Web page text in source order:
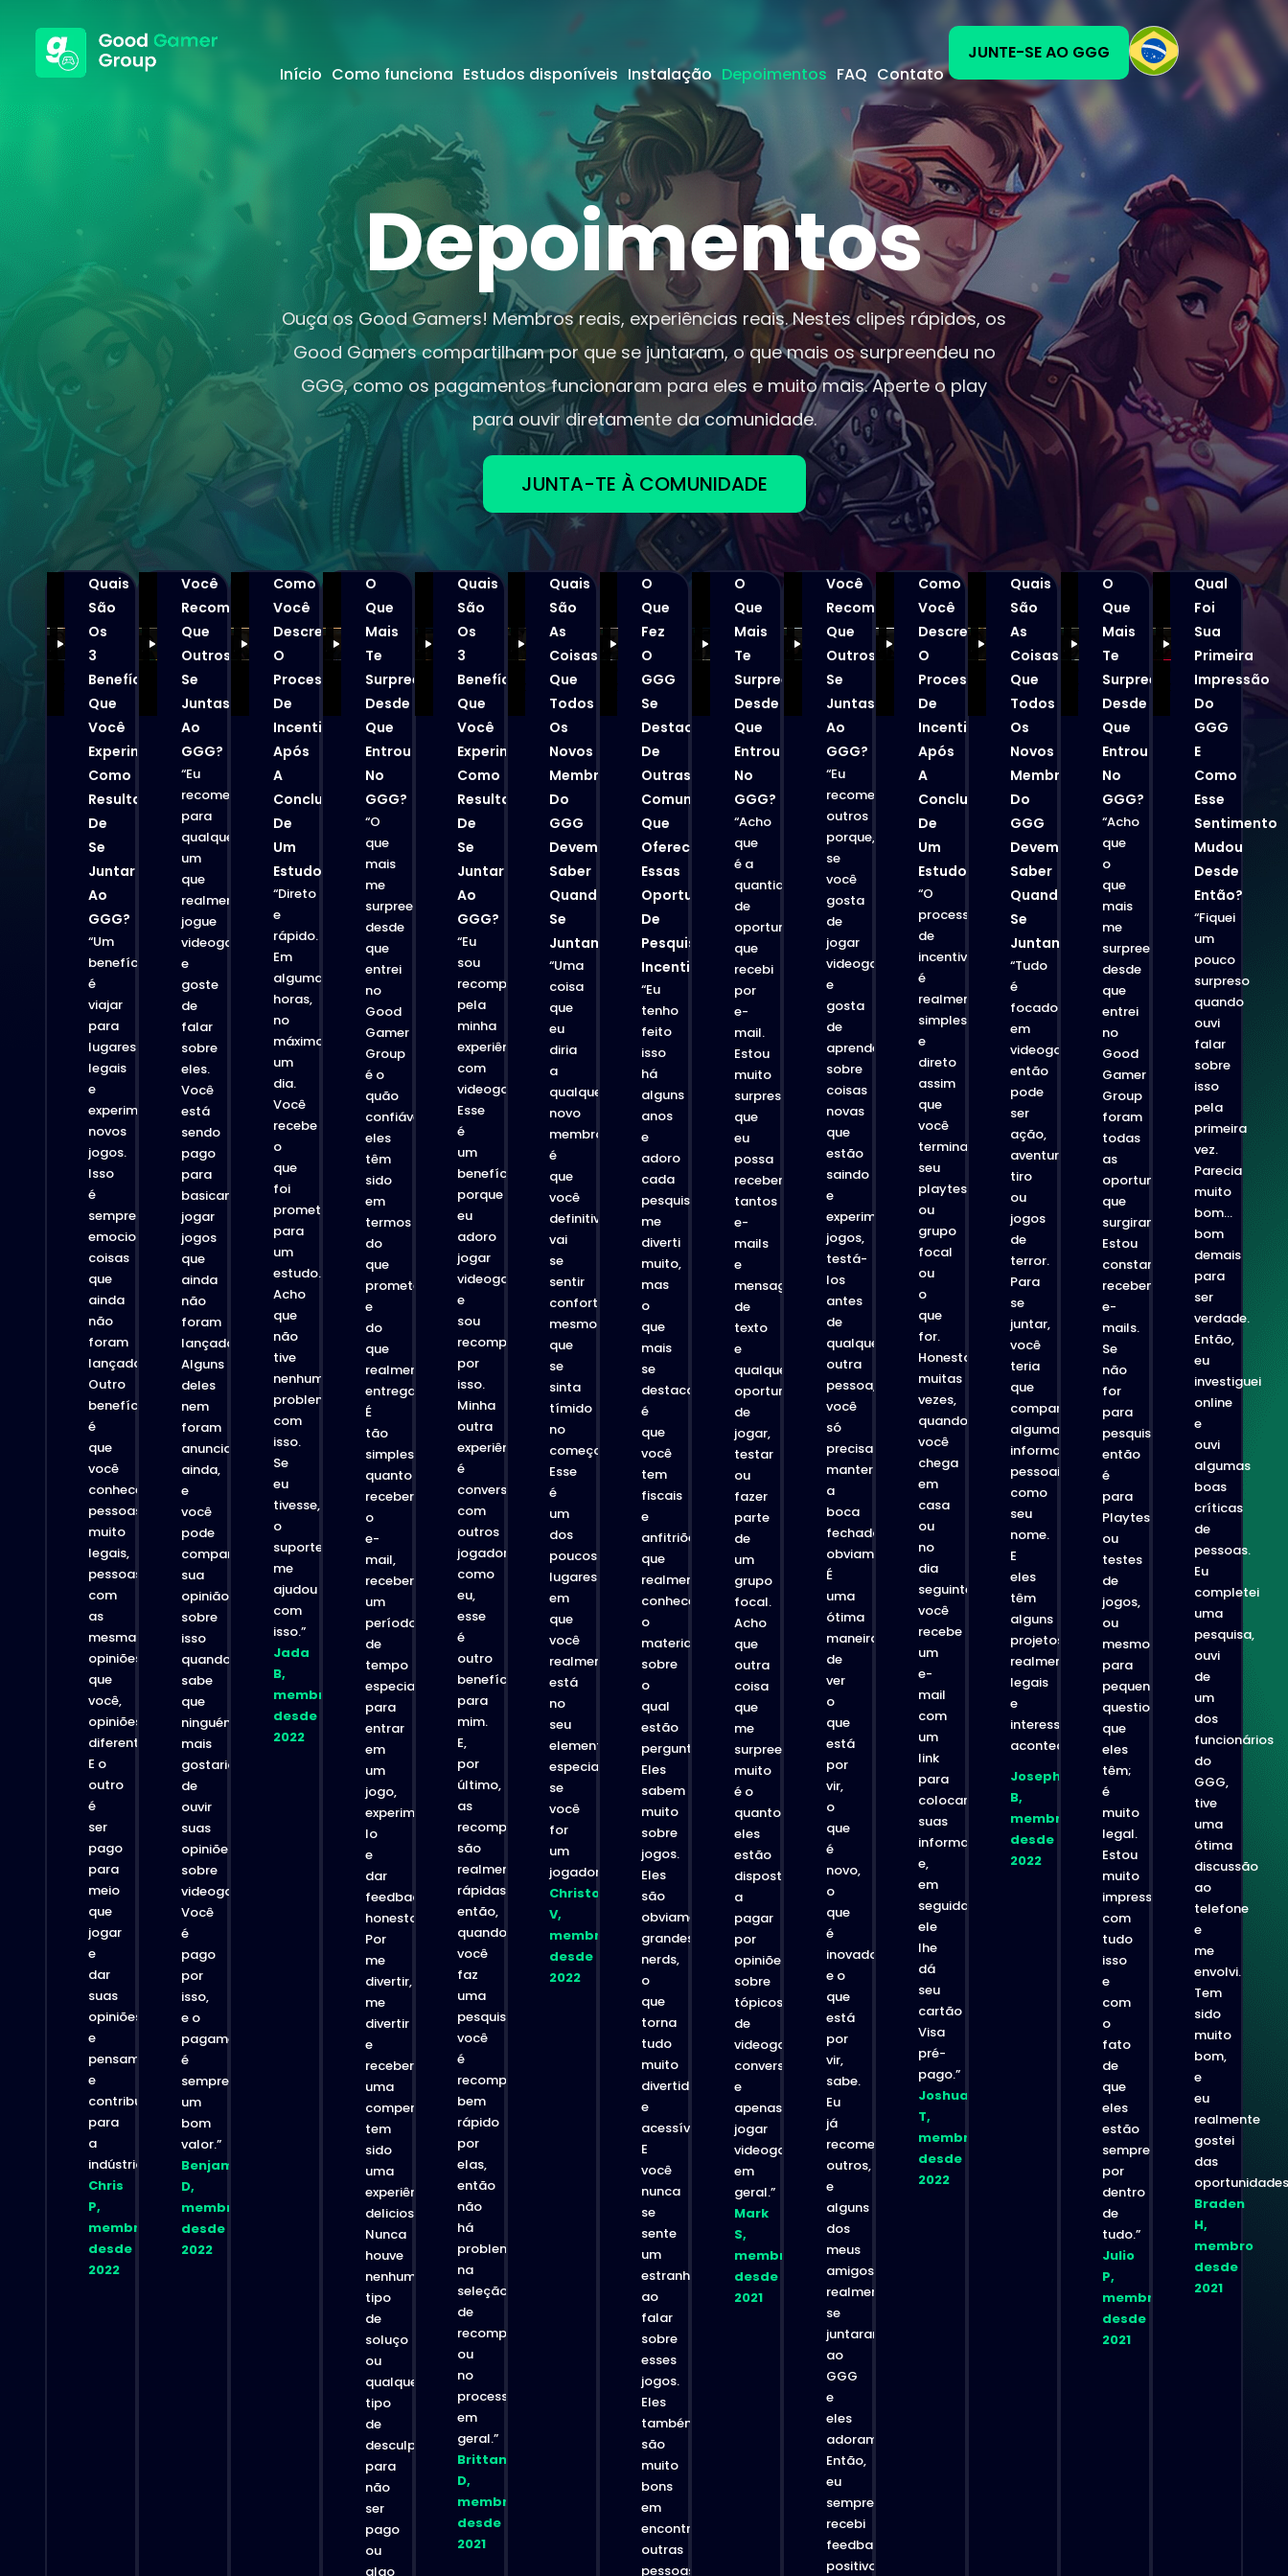
Início Como funciona Estudos disponíveis Instalação Depoimentos FAQ Contato
JUNTE-SE AO GGG
Depoimentos
Ouça os Good Gamers! Membros reais, experiências reais. Nestes clipes rápidos, os
Good Gamers compartilham por que se juntaram, o que mais os surpreendeu no
GGG, como os pagamentos funcionaram para eles e muito mais. Aperte o play
para ouvir diretamente da comunidade.
JUNTA-TE À COMUNIDADE
Quais
São
Os
3
Benefícios
Que
Você
Experimentou
Como
Resultado
De
Se
Juntar
Ao
GGG?
“Um
benefício
é
viajar
para
lugares
legais
e
experimentar
novos
jogos.
Isso
é
sempre
emocionante,
coisas
que
ainda
não
foram
lançadas.
Outro
benefício
é
que
você
conhece
pessoas
muito
legais,
pessoas
com
as
mesmas
opiniões
que
você,
opiniões
diferentes.
E o
outro
é
ser
pago
para
meio
que
jogar
e
dar
suas
opiniões
e
pensamentos
e
contribuir
para
a
indústria.”
Chris
P,
membro
desde
2022
Você
Recomendaria
Que
Outros
Se
Juntassem
Ao
GGG?
“Eu
recomendaria
para
qualquer
um
que
realmente
jogue
videogames
e
goste
de
falar
sobre
eles.
Você
está
sendo
pago
para
basicamente
jogar
jogos
que
ainda
não
foram
lançados.
Alguns
deles
nem
foram
anunciados
ainda,
e
você
pode
compartilhar
sua
opinião
sobre
isso
quando
sabe
que
ninguém
mais
gostaria
de
ouvir
suas
opiniões
sobre
videogames.
Você
é
pago
por
isso,
e o
pagamento
é
sempre
um
bom
valor.”
Benjamin
D,
membro
desde
2022
Como
Você
Descreveria
O
Processo
De
Incentivo
Após
A
Conclusão
De
Um
Estudo?
“Direto
e
rápido.
Em
algumas
horas,
no
máximo
um
dia.
Você
recebe
o
que
foi
prometido
para
um
estudo.
Acho
que
não
tive
nenhum
problema
com
isso.
Se
eu
tivesse,
o
suporte
me
ajudou
com
isso.”
Jada
B,
membro
desde
2022
O
Que
Mais
Te
Surpreendeu
Desde
Que
Entrou
No
GGG?
“O
que
mais
me
surpreendeu
desde
que
entrei
no
Good
Gamer
Group
é o
quão
confiáveis
eles
têm
sido
em
termos
do
que
prometeram
e
do
que
realmente
entregam.
É
tão
simples
quanto
receber
o
e-
mail,
receber
um
período
de
tempo
especial
para
entrar
em
um
jogo,
experimentá-
lo
e
dar
feedback
honesto.
Por
me
divertir,
me
divertir
e
receber
uma
compensação,
tem
sido
uma
experiência
deliciosa.
Nunca
houve
nenhum
tipo
de
soluço
ou
qualquer
tipo
de
desculpa
para
não
ser
pago
ou
algo
Quais
São
Os
3
Benefícios
Que
Você
Experimentou
Como
Resultado
De
Se
Juntar
Ao
GGG?
“Eu
sou
recompensado
pela
minha
experiência
com
videogames.
Esse
é
um
benefício
porque
eu
adoro
jogar
videogames
e
sou
recompensado
por
isso.
Minha
outra
experiência
é
conversar
com
outros
jogadores
como
eu,
esse
é
outro
benefício
para
mim.
E,
por
último,
as
recompensas
são
realmente
rápidas,
então,
quando
você
faz
uma
pesquisa,
você
é
recompensado
bem
rápido
por
elas,
então
não
há
problemas
na
seleção
de
recompensas
ou
no
processo
em
geral.”
Brittany
D,
membro
desde
2021
Quais
São
As
Coisas
Que
Todos
Os
Novos
Membros
Do
GGG
Devem
Saber
Quando
Se
Juntam?
“Uma
coisa
que
eu
diria
a
qualquer
novo
membro
é
que
você
definitivamente
vai
se
sentir
confortável,
mesmo
que
se
sinta
tímido
no
começo.
Esse
é
um
dos
poucos
lugares
em
que
você
realmente
está
no
seu
elemento,
especialmente
se
você
for
um
jogador.”
Christopher
V,
membro
desde
2022
O
Que
Fez
O
GGG
Se
Destacar
De
Outras
Comunidades
Que
Oferecem
Essas
Oportunidades
De
Pesquisa
Incentivadas?
“Eu
tenho
feito
isso
há
alguns
anos
e
adoro
cada
pesquisa,
me
diverti
muito,
mas
o
que
mais
se
destaca
é
que
você
tem
fiscais
e
anfitriões
que
realmente
conhecem
o
material
sobre
o
qual
estão
perguntando.
Eles
sabem
muito
sobre
jogos.
Eles
são
obviamente
grandes
nerds,
o
que
torna
tudo
muito
divertido
e
acessível.
E
você
nunca
se
sente
um
estranho
ao
falar
sobre
esses
jogos.
Eles
também
são
muito
bons
em
encontrar
outras
pessoas
O
Que
Mais
Te
Surpreendeu
Desde
Que
Entrou
No
GGG?
“Acho
que
é a
quantidade
de
oportunidades
que
recebi
por
e-
mail.
Estou
muito
surpreso
que
eu
possa
receber
tantos
e-
mails
e
mensagens
de
texto
e
qualquer
oportunidade
de
jogar,
testar
ou
fazer
parte
de
um
grupo
focal.
Acho
que
outra
coisa
que
me
surpreende
muito
é o
quanto
eles
estão
dispostos
a
pagar
por
opiniões
sobre
tópicos
de
videogames,
conversas
e
apenas
jogar
videogames
em
geral.”
Mark
S,
membro
desde
2021
Você
Recomendaria
Que
Outros
Se
Juntassem
Ao
GGG?
“Eu
recomendo
outros
porque,
se
você
gosta
de
jogar
videogames
e
gosta
de
aprender
sobre
coisas
novas
que
estão
saindo
e
experimentar
jogos,
testá-
los
antes
de
qualquer
outra
pessoa,
você
só
precisa
manter
a
boca
fechada,
obviamente.
É
uma
ótima
maneira
de
ver
o
que
está
por
vir,
o
que
é
novo,
o
que
é
inovador
e o
que
está
por
vir,
sabe.
Eu
já
recomendei
outros,
e
alguns
dos
meus
amigos
realmente
se
juntaram
ao
GGG
e
eles
adoram.
Então,
eu
sempre
recebi
feedback
positivo
Como
Você
Descreveria
O
Processo
De
Incentivo
Após
A
Conclusão
De
Um
Estudo?
“O
processo
de
incentivo
é
realmente
simples
e
direto
assim
que
você
termina
seu
playtest
ou
grupo
focal
ou
o
que
for.
Honestamente,
muitas
vezes,
quando
você
chega
em
casa
ou
no
dia
seguinte,
você
recebe
um
e-
mail
com
um
link
para
colocar
suas
informações
e,
em
seguida,
ele
lhe
dá
seu
cartão
Visa
pré-
pago.”
Joshua
T,
membro
desde
2022
Quais
São
As
Coisas
Que
Todos
Os
Novos
Membros
Do
GGG
Devem
Saber
Quando
Se
Juntam?
“Tudo
é
focado
em
videogames,
então
pode
ser
ação,
aventura,
tiro
ou
jogos
de
terror.
Para
se
juntar,
você
teria
que
compartilhar
algumas
informações
pessoais,
como
seu
nome.
E
eles
têm
alguns
projetos
realmente
legais
e
interessantes
acontecendo.”
Joseph
B,
membro
desde
2022
O
Que
Mais
Te
Surpreendeu
Desde
Que
Entrou
No
GGG?
“Acho
que
o
que
mais
me
surpreendeu
desde
que
entrei
no
Good
Gamer
Group
foram
todas
as
oportunidades
que
surgiram.
Estou
constantemente
recebendo
e-
mails.
Se
não
for
para
pesquisas,
então
é
para
Playtests
ou
testes
de
jogos,
ou
mesmo
para
pequenos
questionários
que
eles
têm;
é
muito
legal.
Estou
muito
impressionado
com
tudo
isso
e
com
o
fato
de
que
eles
estão
sempre
por
dentro
de
tudo.”
Julio
P,
membro
desde
2021
Qual
Foi
Sua
Primeira
Impressão
Do
GGG
E
Como
Esse
Sentimento
Mudou
Desde
Então?
“Fiquei
um
pouco
surpreso
quando
ouvi
falar
sobre
isso
pela
primeira
vez.
Parecia
muito
bom…
bom
demais
para
ser
verdade.
Então,
eu
investiguei
online
e
ouvi
algumas
boas
críticas
de
pessoas.
Eu
completei
uma
pesquisa,
ouvi
de
um
dos
funcionários
do
GGG,
tive
uma
ótima
discussão
ao
telefone
e
me
envolvi.
Tem
sido
muito
bom,
e
eu
realmente
gostei
das
Braden
H,
membro
desde
2021